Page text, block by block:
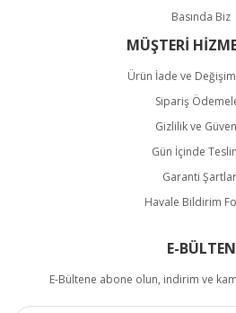
Basında Biz
MÜŞTERİ
Ürün İade ve
Sipariş
Gizlilik ve
Gün İçinde
Garanti
Havale Bildirim
E-BÜLTEN
E-Bültene abone olun, indirim ve